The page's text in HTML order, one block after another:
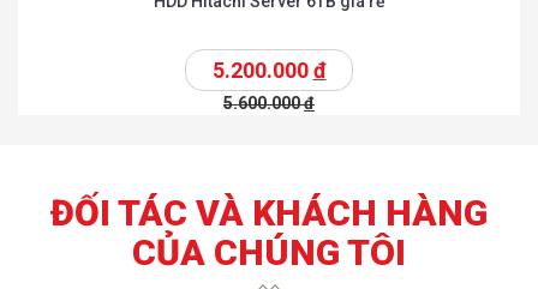
5.200.000đ
5.600.000đ
ĐỐI TÁC VÀ KHÁCH HÀNG
CỦA CHÚNG TÔI